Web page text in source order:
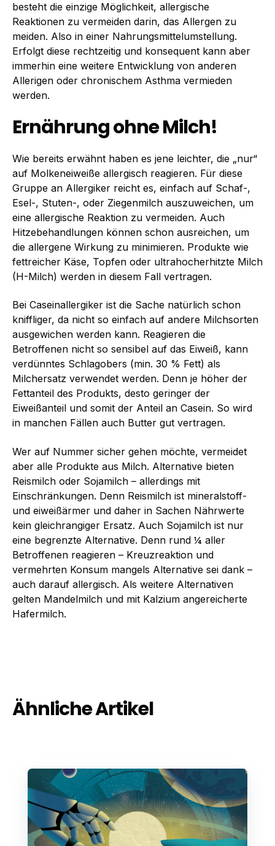
besteht die einzige Möglichkeit, allergische
Reaktionen zu vermeiden darin, das Allergen zu
meiden. Also in einer Nahrungsmittelumstellung.
Erfolgt diese rechtzeitig und konsequent kann aber
immerhin eine weitere Entwicklung von anderen
Allerigen oder chronischem Asthma vermieden
werden.
Ernährung ohne Milch!
Wie bereits erwähnt haben es jene leichter, die „nur“
auf Molkeneiweiße allergisch reagieren. Für diese
Gruppe an Allergiker reicht es, einfach auf Schaf-,
Esel-, Stuten-, oder Ziegenmilch auszuweichen, um
eine allergische Reaktion zu vermeiden. Auch
Hitzebehandlungen können schon ausreichen, um
die allergene Wirkung zu minimieren. Produkte wie
fettreicher Käse, Topfen oder ultrahocherhitzte Milch
(H-Milch) werden in diesem Fall vertragen.
Bei Caseinallergiker ist die Sache natürlich schon
kniffliger, da nicht so einfach auf andere Milchsorten
ausgewichen werden kann. Reagieren die
Betroffenen nicht so sensibel auf das Eiweiß, kann
verdünntes Schlagobers (min. 30 % Fett) als
Milchersatz verwendet werden. Denn je höher der
Fettanteil des Produkts, desto geringer der
Eiweißanteil und somit der Anteil an Casein. So wird
in manchen Fällen auch Butter gut vertragen.
Wer auf Nummer sicher gehen möchte, vermeidet
aber alle Produkte aus Milch. Alternative bieten
Reismilch oder Sojamilch – allerdings mit
Einschränkungen. Denn Reismilch ist mineralstoff-
und eiweißärmer und daher in Sachen Nährwerte
kein gleichrangiger Ersatz. Auch Sojamilch ist nur
eine begrenzte Alternative. Denn rund ¼ aller
Betroffenen reagieren – Kreuzreaktion und
vermehrten Konsum mangels Alternative sei dank –
auch darauf allergisch. Als weitere Alternativen
gelten Mandelmilch und mit Kalzium angereicherte
Hafermilch.
Ähnliche Artikel